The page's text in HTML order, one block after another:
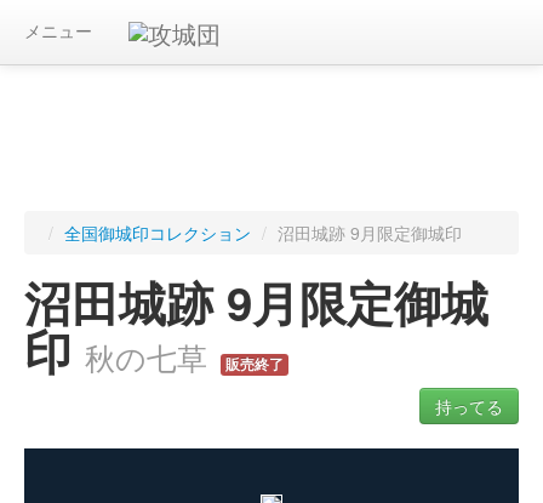
メニュー
/ 全国御城印コレクション / 沼田城跡 9月限定御城印
沼田城跡 9月限定御城
印 秋の七草 販売終了
持ってる